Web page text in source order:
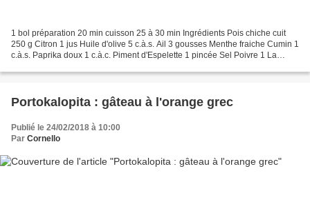
1 bol préparation 20 min cuisson 25 à 30 min Ingrédients Pois chiche cuit
250 g Citron 1 jus Huile d'olive 5 c.à.s. Ail 3 gousses Menthe fraiche Cumin 1
c.à.s. Paprika doux 1 c.à.c. Piment d'Espelette 1 pincée Sel Poivre 1 La
Portokalopita : gâteau à l'orange grec
Publié le 24/02/2018 à 10:00
Par Cornello